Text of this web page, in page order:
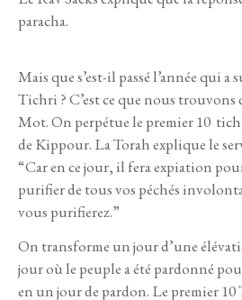
paracha.
Mais que s’est-il passé l’année qui a
Tichri ? C’est ce que nous trouvons
Mot. On perpétue le premier 10
de Kippour. La Torah explique le
“Car en ce jour, il fera expiation
purifier de tous vos péchés
vous purifierez.”
On transforme un jour d’une
jour où le peuple a été pardonné
en un jour de pardon. Le premier 10